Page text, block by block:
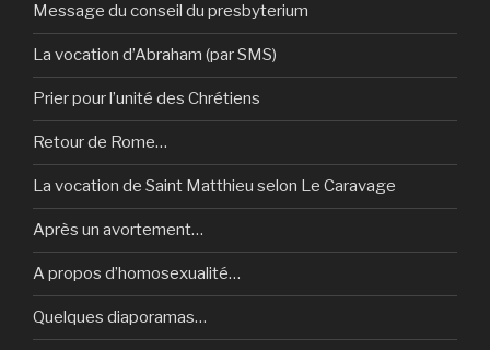
Message du conseil du presbyterium
La vocation d’Abraham (par SMS)
Prier pour l’unité des Chrétiens
Retour de Rome…
La vocation de Saint Matthieu selon Le Caravage
Après un avortement…
A propos d’homosexualité…
Quelques diaporamas…